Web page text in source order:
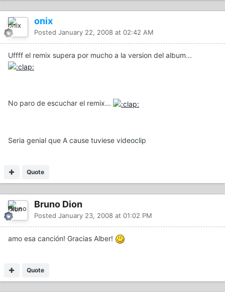
onix
Posted January 22, 2008 at 02:42 AM
Uffff el remix supera por mucho a la version del album...
No paro de escuchar el remix...
Seria genial que A cause tuviese videoclip
Quote
Bruno Dion
Posted January 23, 2008 at 01:02 PM
amo esa canción! Gracias Alber!
Quote